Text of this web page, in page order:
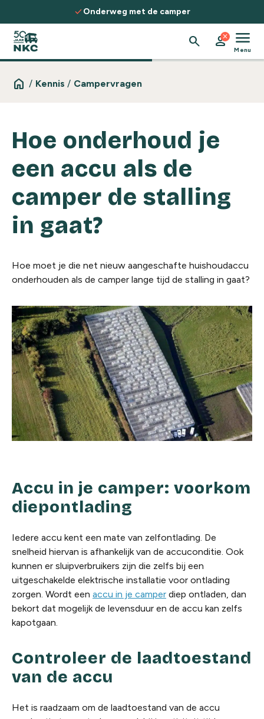
Spring naar de inhoud
checkOnderweg met de camper
search person
close menu
Menu
home / Kennis / Campervragen
Hoe onderhoud je
een accu als de
camper de stalling
in gaat?
Hoe moet je die net nieuw aangeschafte huishoudaccu
onderhouden als de camper lange tijd de stalling in gaat?
Accu in je camper: voorkom
diepontlading
Iedere accu kent een mate van zelfontlading. De
snelheid hiervan is afhankelijk van de accuconditie. Ook
kunnen er sluipverbruikers zijn die zelfs bij een
uitgeschakelde elektrische installatie voor ontlading
zorgen. Wordt een accu in je camper diep ontladen, dan
bekort dat mogelijk de levensduur en de accu kan zelfs
kapotgaan.
Controleer de laadtoestand
van de accu
Het is raadzaam om de laadtoestand van de accu